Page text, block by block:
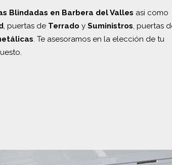
Blindadas en Barbera del Valles asi como
, puertas de Terrado y Suministros, puertas
. Te asesoramos en la elección de tu